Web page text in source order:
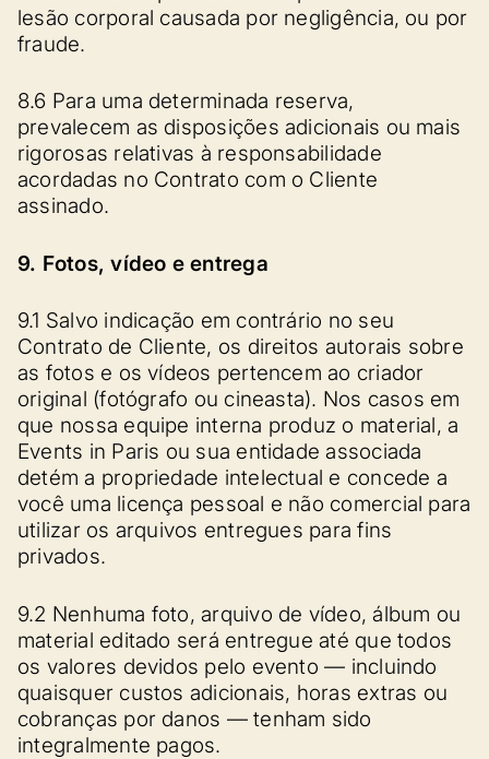
lesão corporal causada por negligência, ou por
fraude.
8.6 Para uma determinada reserva,
prevalecem as disposições adicionais ou mais
rigorosas relativas à responsabilidade
acordadas no Contrato com o Cliente
assinado.
9. Fotos, vídeo e entrega
9.1 Salvo indicação em contrário no seu
Contrato de Cliente, os direitos autorais sobre
as fotos e os vídeos pertencem ao criador
original (fotógrafo ou cineasta). Nos casos em
que nossa equipe interna produz o material, a
Events in Paris ou sua entidade associada
detém a propriedade intelectual e concede a
você uma licença pessoal e não comercial para
utilizar os arquivos entregues para fins
privados.
9.2 Nenhuma foto, arquivo de vídeo, álbum ou
material editado será entregue até que todos
os valores devidos pelo evento — incluindo
quaisquer custos adicionais, horas extras ou
cobranças por danos — tenham sido
integralmente pagos.